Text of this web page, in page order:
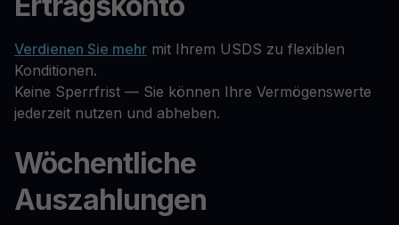
Verdienen Sie mehr mit Ihrem USDS zu flexiblen
Konditionen.
Keine Sperrfrist — Sie können Ihre Vermögenswerte
jederzeit nutzen und abheben.
Wöchentliche
Auszahlungen